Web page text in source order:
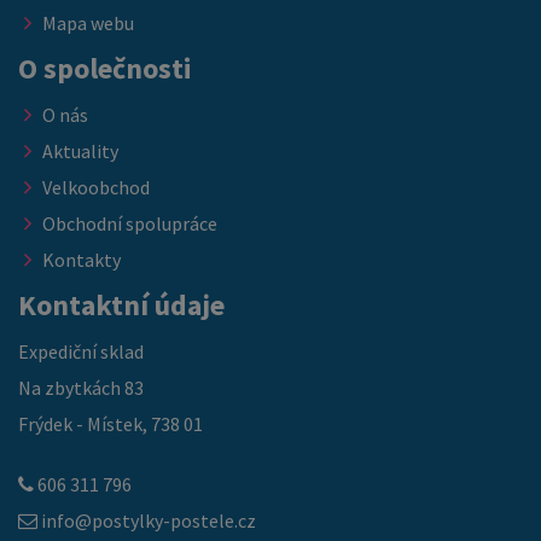
Mapa webu
O společnosti
O nás
Aktuality
Velkoobchod
Obchodní spolupráce
Kontakty
Kontaktní údaje
Expediční sklad
Na zbytkách 83
Frýdek - Místek, 738 01
606 311 796
info@postylky-postele.cz